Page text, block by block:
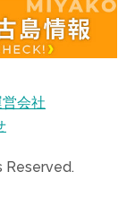
会社
Reserved.